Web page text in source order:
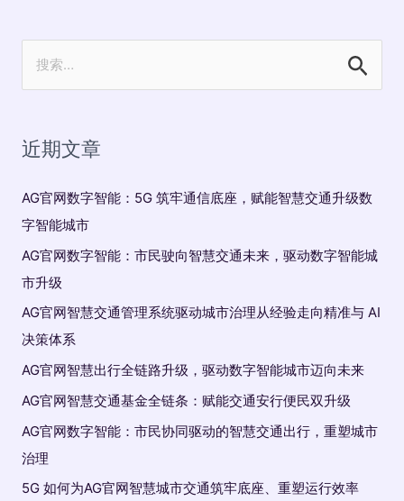
近期文章
AG官网数字智能：5G 筑牢通信底座，赋能智慧交通升级数
字智能城市
AG官网数字智能：市民驶向智慧交通未来，驱动数字智能城
市升级
AG官网智慧交通管理系统驱动城市治理从经验走向精准与 AI
决策体系
AG官网智慧出行全链路升级，驱动数字智能城市迈向未来
AG官网智慧交通基金全链条：赋能交通安行便民双升级
AG官网数字智能：市民协同驱动的智慧交通出行，重塑城市
治理
5G 如何为AG官网智慧城市交通筑牢底座、重塑运行效率